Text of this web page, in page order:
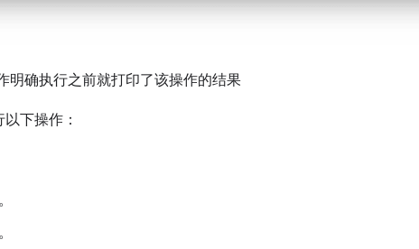
明确执行之前就打印了该操作的结果
下操作：
。